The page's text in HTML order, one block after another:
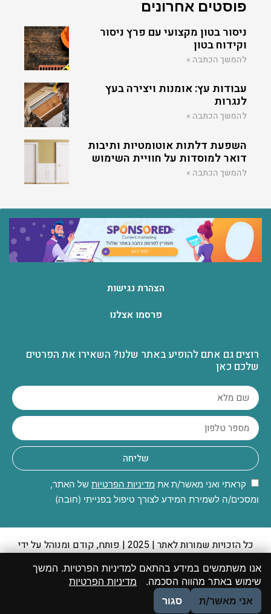
פוסטים אחרונים
ניסור בטון מקצועי עם פרץ ניסור
וקידוח בטון
להמשך הכתבה »
עבודות עץ: אומנות ויצירה בעץ
לנגרות
להמשך הכתבה »
השפעת דלתות אוטומטיות ותיבות
דואר למוסדות על חוויית השימוש
להמשך הכתבה »
הצהרת נגישות
פרסמו אצלנו
רוצים גם אתם להופיע באתר שלנו? השאירו את הפרטים
שלכם כאן
שליחה
קראתי ואני מאשר/ת את מדיניות הפרטיות של האתר,
ומסכים/ה לשמירת המידע לצורך טיפול בפנייתי (חובה)
כל הזכויות שמורות לאתר | 2025 | פותח, קודם ומנוהל על ידי
קבוצת מקומונט
יתכנו מקרים שבהם לא הצלחנו לאתר את המקור או שהוא אינו ידוע
והתכנים פורסמו בהתאם לסעיף 27א לחוק זכות יוצרים. במידה
ואתם בעל זכות היוצרים, אנא פנו אלינו בהקדם.
אנו משתמשים במידע בהתאם למדיניות הפרטיות. המשך
שימוש באתר מהווה הסכמה. מדיניות הפרטיות
אני מאשר/ת
סגור